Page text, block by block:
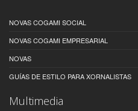
NOVAS COGAMI SOCIAL
NOVAS COGAMI EMPRESARIAL
NOVAS
GUÍAS DE ESTILO PARA XORNALISTAS
Multimedia